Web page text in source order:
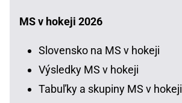
MS v hokeji 2026
Slovensko na MS v hokeji
Výsledky MS v hokeji
Tabuľky a skupiny MS v hokeji